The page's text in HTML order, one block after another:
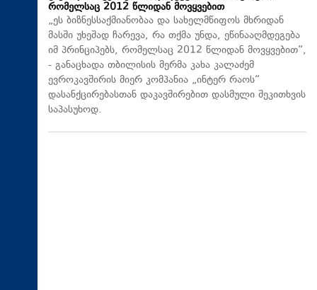
რომელსაც 2012 წლიდან მოვყვებით
„ეს ბიზნესსაქმიანობაა და სახელმწიფოს მხრიდან
მასში უხეშად ჩარევა, რა თქმა უნდა, ეწინააღმდეგება
იმ პრინციპებს, რომელსაც 2012 წლიდან მოვყვებით“,
- განაცხადა თბილისის მერმა კახა კალაძემ
ევროკავშირის მიერ კომპანია „ინტერ რაოს“
დასანქცირებასთან დაკავშირებით დასმული შეკითხვის
საპასუხოდ.